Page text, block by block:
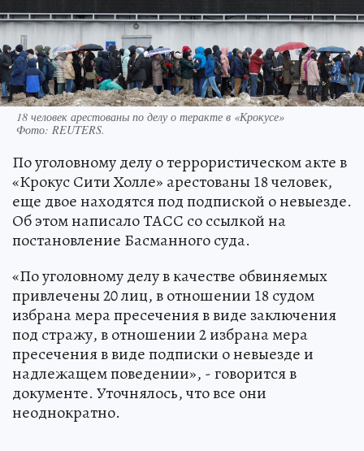
18 человек арестованы по делу о теракте в «Крокусе»
Фото: REUTERS.
По уголовному делу о террористическом акте в
«Крокус Сити Холле» арестованы 18 человек,
еще двое находятся под подпиской о невыезде.
Об этом написало ТАСС со ссылкой на
постановление Басманного суда.
«По уголовному делу в качестве обвиняемых
привлечены 20 лиц, в отношении 18 судом
избрана мера пресечения в виде заключения
под стражу, в отношении 2 избрана мера
пресечения в виде подписки о невыезде и
надлежащем поведении», - говорится в
документе. Уточнялось, что все они
неоднократно.